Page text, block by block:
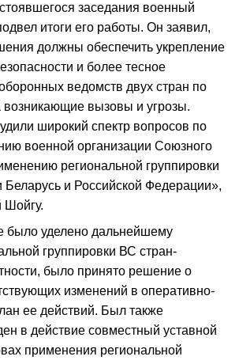
заседания военный
итоги его работы. Он заявил,
должны обеспечить укрепление
и более тесное
ведомств двух стран по
возникающие вызовы и угрозы.
широкий спектр вопросов по
военной организации Союзного
региональной группировки
Беларусь и Российской Федерации»,
Шойгу.
было уделено дальнейшему
группировки ВС стран-
было принято решение о
изменений в оперативно-
ее действий. Был также
в действие совместный уставной
применения региональной